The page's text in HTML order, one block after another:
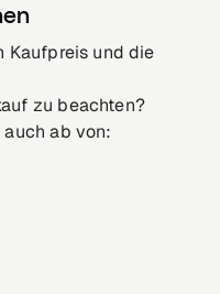
Kaufpreis und die
zu beachten?
ab von: